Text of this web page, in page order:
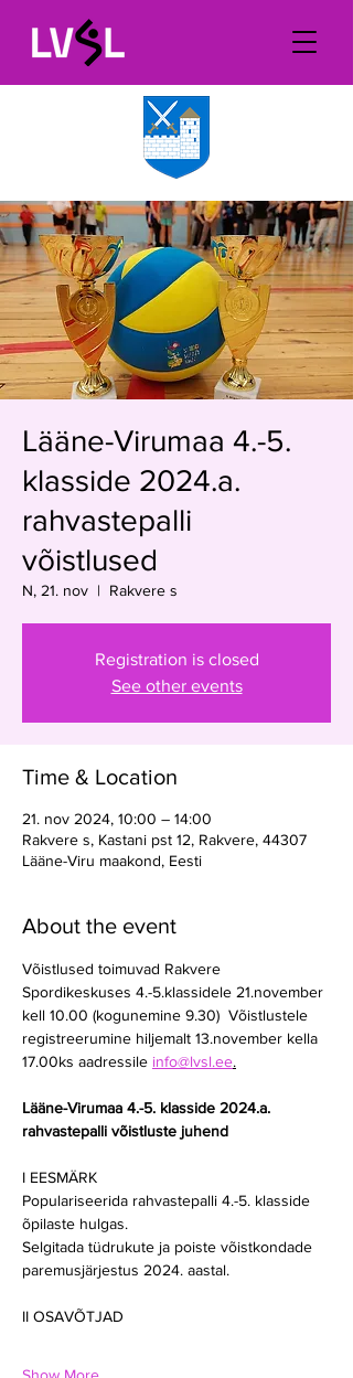
Lääne-Virumaa 4.-5.
klasside 2024.a.
rahvastepalli
võistlused
N, 21. nov
  |
Rakvere s
Registration is closed
See other events
Time & Location
21. nov 2024, 10:00 – 14:00
Rakvere s, Kastani pst 12, Rakvere, 44307
Lääne-Viru maakond, Eesti
About the event
Võistlused toimuvad Rakvere
Spordikeskuses 4.-5.klassidele 21.november
kell 10.00 (kogunemine 9.30)  Võistlustele
registreerumine hiljemalt 13.november kella
17.00ks aadressile info@lvsl.ee.
Lääne-Virumaa 4.-5. klasside 2024.a.
rahvastepalli võistluste juhend
I EESMÄRK
Populariseerida rahvastepalli 4.-5. klasside
õpilaste hulgas.
Selgitada tüdrukute ja poiste võistkondade
paremusjärjestus 2024. aastal.
II OSAVÕTJAD